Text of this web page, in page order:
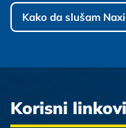
Kako da slušam
Korisni linkovi